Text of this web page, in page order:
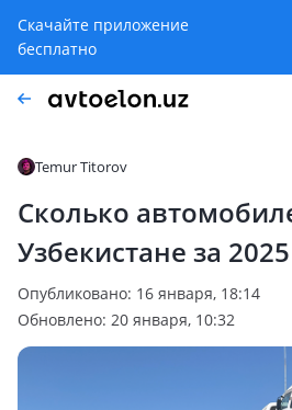
Скачайте приложение
бесплатно
Temur Titorov
Сколько
Узбекистане за
Опубликовано: 16 января, 18:14
Обновлено: 20 января, 10:32